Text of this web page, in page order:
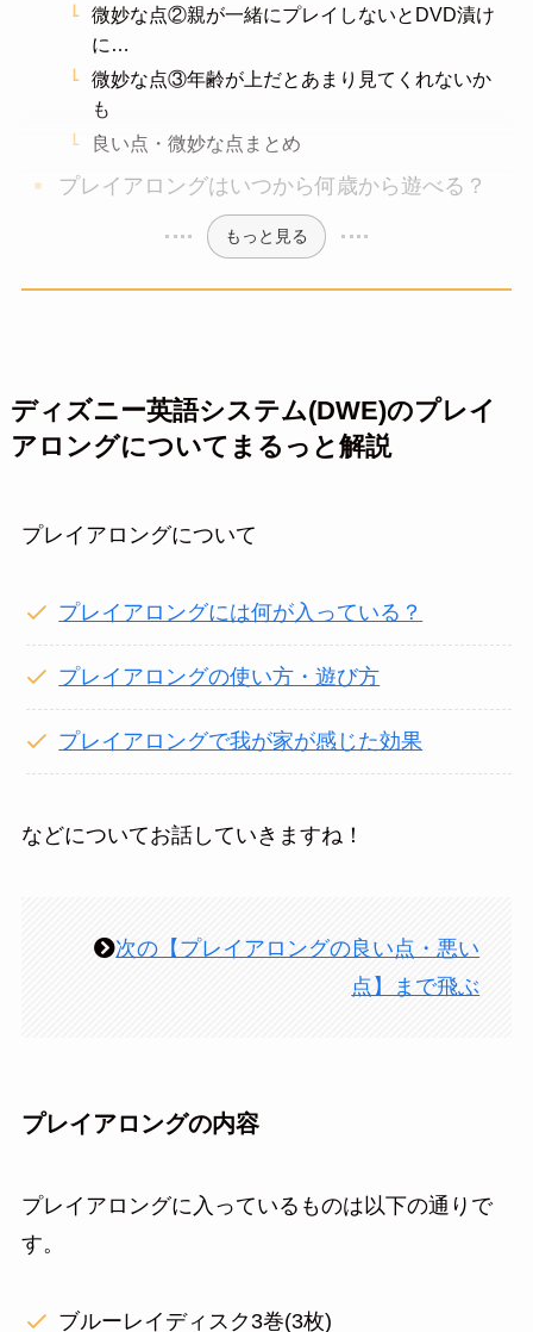
微妙な点②親が一緒にプレイしないとDVD漬け
に…
微妙な点③年齢が上だとあまり見てくれないか
も
良い点・微妙な点まとめ
プレイアロングはいつから何歳から遊べる？
もっと見る
ディズニー英語システム(DWE)のプレイ
アロングについてまるっと解説
プレイアロングについて
プレイアロングには何が入っている？
プレイアロングの使い方・遊び方
プレイアロングで我が家が感じた効果
などについてお話していきますね！
次の【プレイアロングの良い点・悪い
点】まで飛ぶ
プレイアロングの内容
プレイアロングに入っているものは以下の通りで
す。
ブルーレイディスク3巻(3枚)